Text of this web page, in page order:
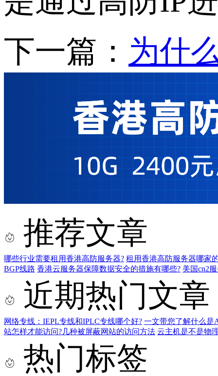
下一篇： 为什
推荐文章
哪些行业需要租用香港高防服务器? 租用香港高防服务器哪家
BGP线路 香港云服务器保障数据安全的措施有哪些? 美国cn2
近期热门文章
网络专线：IEPL专线和IPLC专线哪个好? 一文带您了解什么是
站怎样才能访问?几种被屏蔽网站的访问方法 云主机是不是物
热门标签